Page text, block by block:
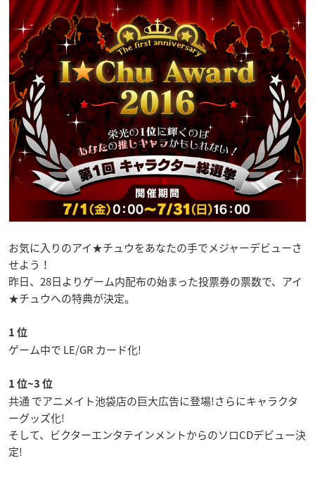
お気に入りのアイ★チュウをあなたの手でメジャーデビューさ
せよう！
昨日、28日よりゲーム内配布の始まった投票券の票数で、アイ
★チュウへの特典が決定。
1 位
ゲーム中で LE/GR カード化!
1 位~3 位
共通 でアニメイト池袋店の巨大広告に登場!さらにキャラクタ
ーグッズ化!
そして、ビクターエンタテインメントからのソロCDデビュー決
定!